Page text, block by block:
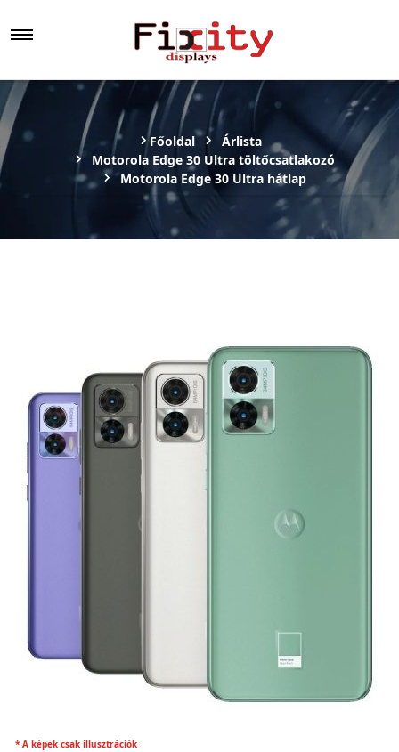
Főoldal
Árlista
Motorola Edge 30 Ultra töltőcsatlakozó
Motorola Edge 30 Ultra hátlap
* A képek csak illusztrációk